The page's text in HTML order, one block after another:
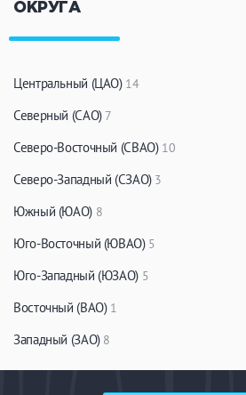
Удобства
На берегу водоема
Детская комната
Сеновал
ОКРУГА
Центральный (ЦАО) 14
Северный (САО) 7
Северо-Восточный (СВАО) 10
Северо-Западный (СЗАО) 3
Южный (ЮАО) 8
Юго-Восточный (ЮВАО) 5
Юго-Западный (ЮЗАО) 5
Восточный (ВАО) 1
Западный (ЗАО) 8